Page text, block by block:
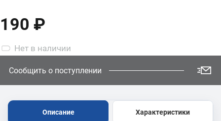
190 ₽
Нет в наличии
Сообщить о поступлении
Описание Характеристики